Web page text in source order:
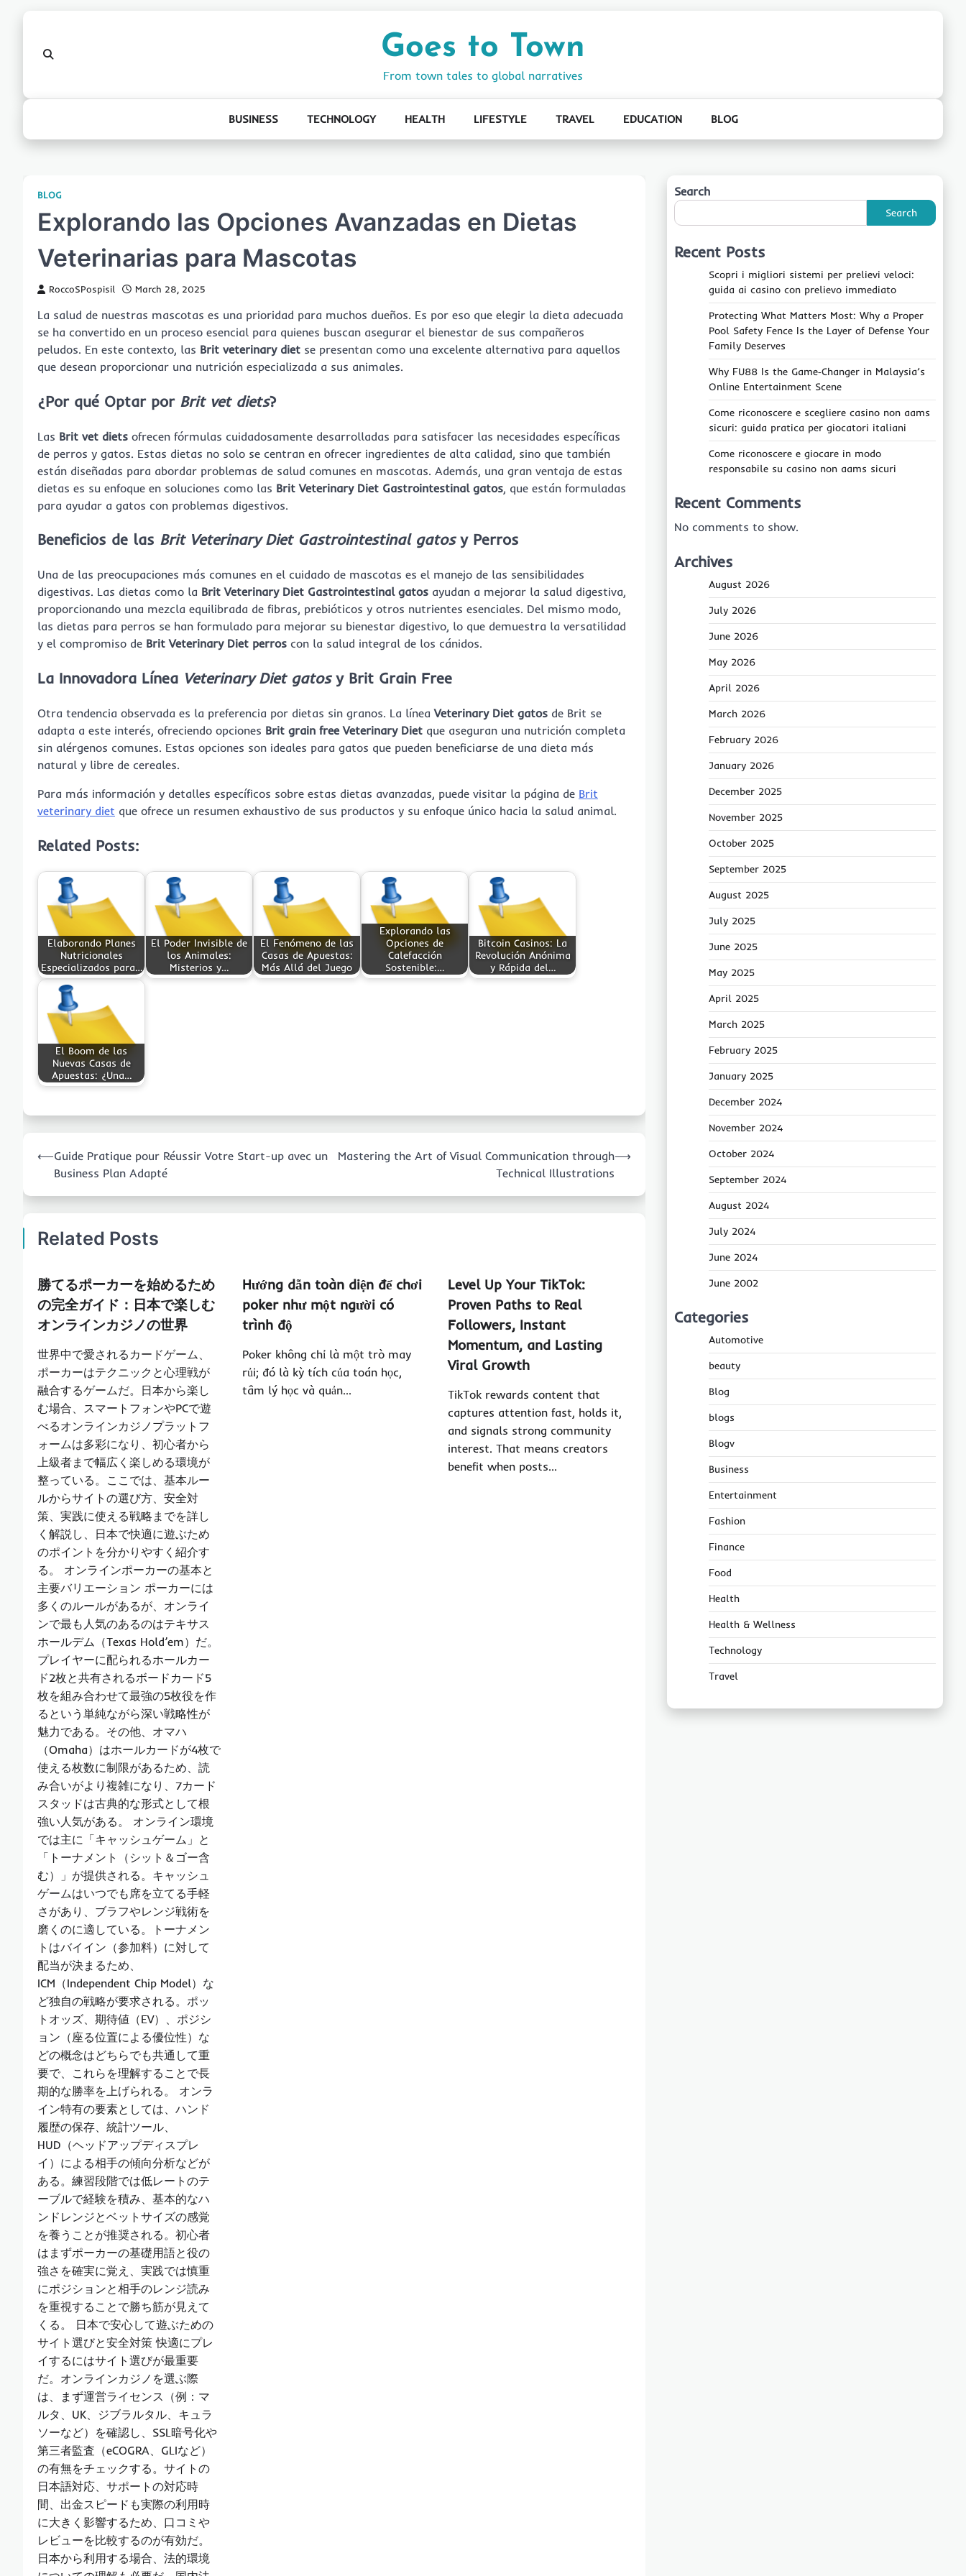
Goes to Town
From town tales to global narratives
BUSINESS TECHNOLOGY HEALTH LIFESTYLE TRAVEL EDUCATION BLOG
BLOG
Explorando las Opciones Avanzadas en Dietas
Veterinarias para Mascotas
RoccoSPospisil March 28, 2025
La salud de nuestras mascotas es una prioridad para muchos dueños. Es por eso que elegir la dieta adecuada
se ha convertido en un proceso esencial para quienes buscan asegurar el bienestar de sus compañeros
peludos. En este contexto, las Brit veterinary diet se presentan como una excelente alternativa para aquellos
que desean proporcionar una nutrición especializada a sus animales.
¿Por qué Optar por Brit vet diets?
Las Brit vet diets ofrecen fórmulas cuidadosamente desarrolladas para satisfacer las necesidades específicas
de perros y gatos. Estas dietas no solo se centran en ofrecer ingredientes de alta calidad, sino que también
están diseñadas para abordar problemas de salud comunes en mascotas. Además, una gran ventaja de estas
dietas es su enfoque en soluciones como las Brit Veterinary Diet Gastrointestinal gatos, que están formuladas
para ayudar a gatos con problemas digestivos.
Beneficios de las Brit Veterinary Diet Gastrointestinal gatosy Perros
Una de las preocupaciones más comunes en el cuidado de mascotas es el manejo de las sensibilidades
digestivas. Las dietas como la Brit Veterinary Diet Gastrointestinal gatos ayudan a mejorar la salud digestiva,
proporcionando una mezcla equilibrada de fibras, prebióticos y otros nutrientes esenciales. Del mismo modo,
las dietas para perros se han formulado para mejorar su bienestar digestivo, lo que demuestra la versatilidad
y el compromiso de Brit Veterinary Diet perros con la salud integral de los cánidos.
La Innovadora Línea Veterinary Diet gatosy Brit Grain Free
Otra tendencia observada es la preferencia por dietas sin granos. La líneaVeterinary Diet gatos de Brit se
adapta a este interés, ofreciendo opciones Brit grain free Veterinary Diet que aseguran una nutrición completa
sin alérgenos comunes. Estas opciones son ideales para gatos que pueden beneficiarse de una dieta más
natural y libre de cereales.
Para más información y detalles específicos sobre estas dietas avanzadas, puede visitar la página de Brit
veterinary diet que ofrece un resumen exhaustivo de sus productos y su enfoque único hacia la salud animal.
Related Posts:
Elaborando Planes
Nutricionales
Especializados para…
El Poder Invisible de
los Animales:
Misterios y…
El Fenómeno de las
Casas de Apuestas:
Más Allá del Juego
Explorando las
Opciones de
Calefacción
Sostenible:…
Bitcoin Casinos: La
Revolución Anónima
y Rápida del…
El Boom de las
Nuevas Casas de
Apuestas: ¿Una…
navigation
⟵Guide Pratique pour Réussir Votre Start-up avec un
Business Plan Adapté
Mastering the Art of Visual Communication through
Technical Illustrations
⟶
Related Posts
勝てるポーカーを始めるため
の完全ガイド：日本で楽しむ
オンラインカジノの世界
世界中で愛されるカードゲーム、
ポーカーはテクニックと心理戦が
融合するゲームだ。日本から楽し
む場合、スマートフォンやPCで遊
べるオンラインカジノプラットフ
ォームは多彩になり、初心者から
上級者まで幅広く楽しめる環境が
整っている。ここでは、基本ルー
ルからサイトの選び方、安全対
策、実践に使える戦略までを詳し
く解説し、日本で快適に遊ぶため
のポイントを分かりやすく紹介す
る。 オンラインポーカーの基本と
主要バリエーション ポーカーには
多くのルールがあるが、オンライ
ンで最も人気のあるのはテキサス
ホールデム（Texas Hold’em）だ。
プレイヤーに配られるホールカー
ド2枚と共有されるボードカード5
枚を組み合わせて最強の5枚役を作
るという単純ながら深い戦略性が
魅力である。その他、オマハ
（Omaha）はホールカードが4枚で
使える枚数に制限があるため、読
み合いがより複雑になり、7カード
スタッドは古典的な形式として根
強い人気がある。 オンライン環境
では主に「キャッシュゲーム」と
「トーナメント（シット＆ゴー含
む）」が提供される。キャッシュ
ゲームはいつでも席を立てる手軽
さがあり、ブラフやレンジ戦術を
磨くのに適している。トーナメン
トはバイイン（参加料）に対して
配当が決まるため、
ICM（Independent Chip Model）な
ど独自の戦略が要求される。ポッ
トオッズ、期待値（EV）、ポジシ
ョン（座る位置による優位性）な
どの概念はどちらでも共通して重
要で、これらを理解することで長
期的な勝率を上げられる。 オンラ
イン特有の要素としては、ハンド
履歴の保存、統計ツール、
HUD（ヘッドアップディスプレ
イ）による相手の傾向分析などが
ある。練習段階では低レートのテ
ーブルで経験を積み、基本的なハ
ンドレンジとベットサイズの感覚
を養うことが推奨される。初心者
はまずポーカーの基礎用語と役の
強さを確実に覚え、実践では慎重
にポジションと相手のレンジ読み
を重視することで勝ち筋が見えて
くる。 日本で安心して遊ぶための
サイト選びと安全対策 快適にプレ
イするにはサイト選びが最重要
だ。オンラインカジノを選ぶ際
は、まず運営ライセンス（例：マ
ルタ、UK、ジブラルタル、キュラ
ソーなど）を確認し、SSL暗号化や
第三者監査（eCOGRA、GLIなど）
の有無をチェックする。サイトの
日本語対応、サポートの対応時
間、出金スピードも実際の利用時
に大きく影響するため、口コミや
レビューを比較するのが有効だ。
日本から利用する場合、法的環境
Hướng dẫn toàn diện để chơi
poker như một người có
trình độ
Poker không chỉ là một trò may
rủi; đó là kỳ tích của toán học,
tâm lý học và quản…
Level Up Your TikTok:
Proven Paths to Real
Followers, Instant
Momentum, and Lasting
Viral Growth
TikTok rewards content that
captures attention fast, holds it,
and signals strong community
interest. That means creators
benefit when posts…
Search
Search
Recent Posts
Scopri i migliori sistemi per prelievi veloci:
guida ai casino con prelievo immediato
Protecting What Matters Most: Why a Proper
Pool Safety Fence Is the Layer of Defense Your
Family Deserves
Why FU88 Is the Game‑Changer in Malaysia’s
Online Entertainment Scene
Come riconoscere e scegliere casino non aams
sicuri: guida pratica per giocatori italiani
Come riconoscere e giocare in modo
responsabile su casino non aams sicuri
Recent Comments
No comments to show.
Archives
August 2026
July 2026
June 2026
May 2026
April 2026
March 2026
February 2026
January 2026
December 2025
November 2025
October 2025
September 2025
August 2025
July 2025
June 2025
May 2025
April 2025
March 2025
February 2025
January 2025
December 2024
November 2024
October 2024
September 2024
August 2024
July 2024
June 2024
June 2002
Categories
Automotive
beauty
Blog
blogs
Blogv
Business
Entertainment
Fashion
Finance
Food
Health
Health & Wellness
Technology
Travel